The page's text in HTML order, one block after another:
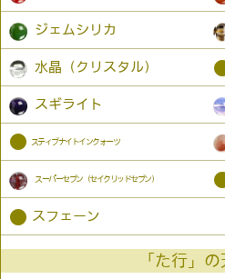
ジェムシリカ
水晶（クリスタル）
スギライト
● スティブナイトインクォーツ
スーパーセブン（セイクリッドセブン）
● スフェーン
「た行」